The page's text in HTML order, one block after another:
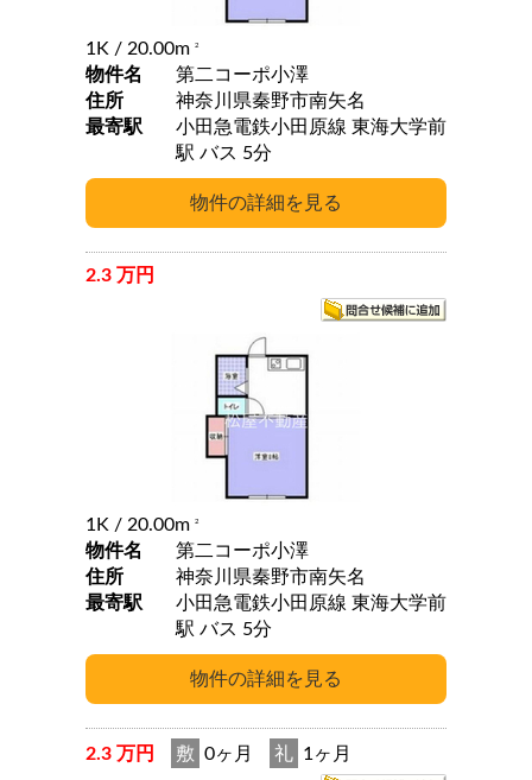
1K / 20.00m 2
物件名
第二コーポ小澤
住所
神奈川県秦野市南矢名
最寄駅
小田急電鉄小田原線 東海大学前
駅 バス 5分
2.3 万円
1K / 20.00m 2
物件名
第二コーポ小澤
住所
神奈川県秦野市南矢名
最寄駅
小田急電鉄小田原線 東海大学前
駅 バス 5分
2.3 万円 敷 0ヶ月 礼 1ヶ月